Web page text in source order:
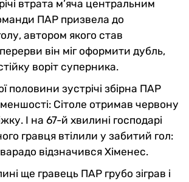
втрата м’яча центральним
ПАР призвела до
автором якого став
він міг оформити дубль,
воріт суперника.
половини зустрічі збірна ПАР
Сітоле отримав червону
І на 67-й хвилині господарі
гравця втілили у забитий гол:
відзначився Хіменес.
ще гравець ПАР грубо зіграв і